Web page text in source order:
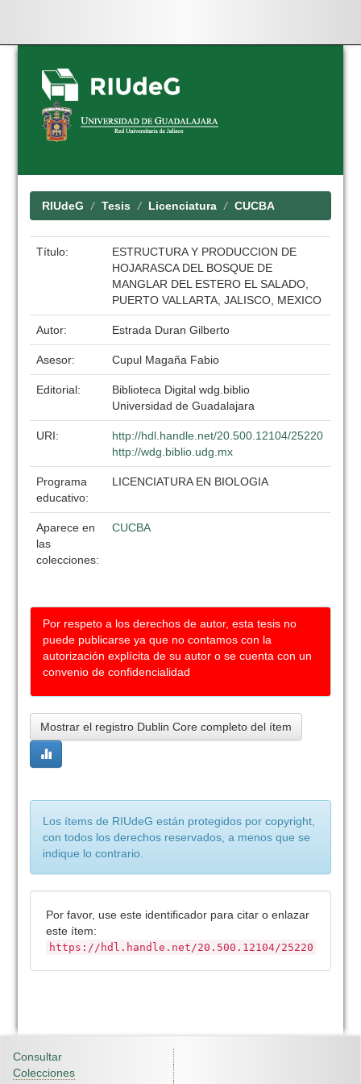
Skip
navigation
RIUdeG Tesis Licenciatura CUCBA
Título:
ESTRUCTURA Y PRODUCCION DE
HOJARASCA DEL BOSQUE DE
MANGLAR DEL ESTERO EL SALADO,
PUERTO VALLARTA, JALISCO, MEXICO
Autor: Estrada Duran Gilberto
Asesor: Cupul Magaña Fabio
Editorial:
Biblioteca Digital wdg.biblio
Universidad de Guadalajara
URI:
http://hdl.handle.net/20.500.12104/25220
http://wdg.biblio.udg.mx
Programa
educativo:
LICENCIATURA EN BIOLOGIA
Aparece en
las
colecciones:
CUCBA
Por respeto a los derechos de autor, esta tesis no
puede publicarse ya que no contamos con la
autorización explícita de su autor o se cuenta con un
convenio de confidencialidad
Mostrar el registro Dublin Core completo del ítem
Los ítems de RIUdeG están protegidos por copyright,
con todos los derechos reservados, a menos que se
indique lo contrario.
Por favor, use este identificador para citar o enlazar
este ítem:
https://hdl.handle.net/20.500.12104/25220
Consultar
Colecciones